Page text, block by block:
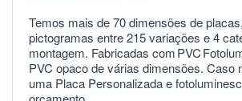
Temos mais de 70 dimensões de
pictogramas entre 215 variações e 4
montagem. Fabricadas comPVC
PVC opaco de várias dimensões. Caso
uma Placa Personalizada e